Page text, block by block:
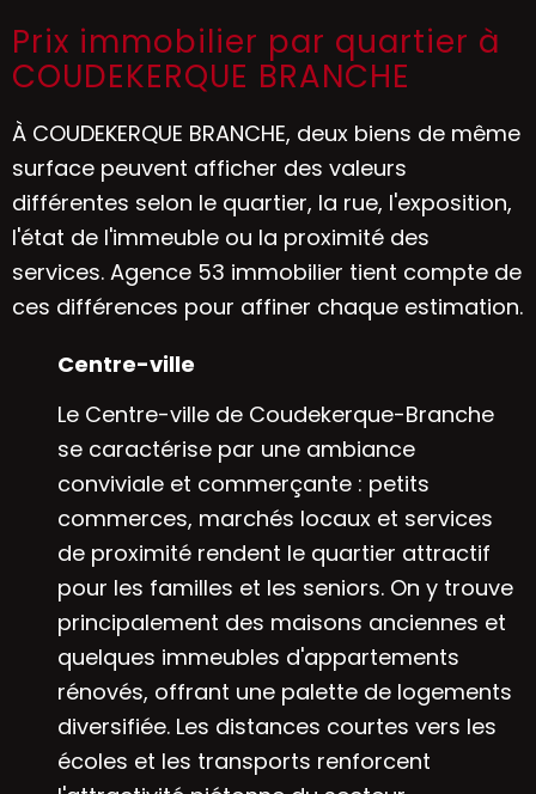
Prix immobilier par quartier à
COUDEKERQUE BRANCHE
À COUDEKERQUE BRANCHE, deux biens de même
surface peuvent afficher des valeurs
différentes selon le quartier, la rue, l'exposition,
l'état de l'immeuble ou la proximité des
services. Agence 53 immobilier tient compte de
ces différences pour affiner chaque estimation.
Centre-ville
Le Centre-ville de Coudekerque-Branche
se caractérise par une ambiance
conviviale et commerçante : petits
commerces, marchés locaux et services
de proximité rendent le quartier attractif
pour les familles et les seniors. On y trouve
principalement des maisons anciennes et
quelques immeubles d'appartements
rénovés, offrant une palette de logements
diversifiée. Les distances courtes vers les
écoles et les transports renforcent